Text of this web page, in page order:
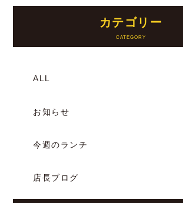
カテゴリー
ALL
お知らせ
今週のランチ
店長ブログ